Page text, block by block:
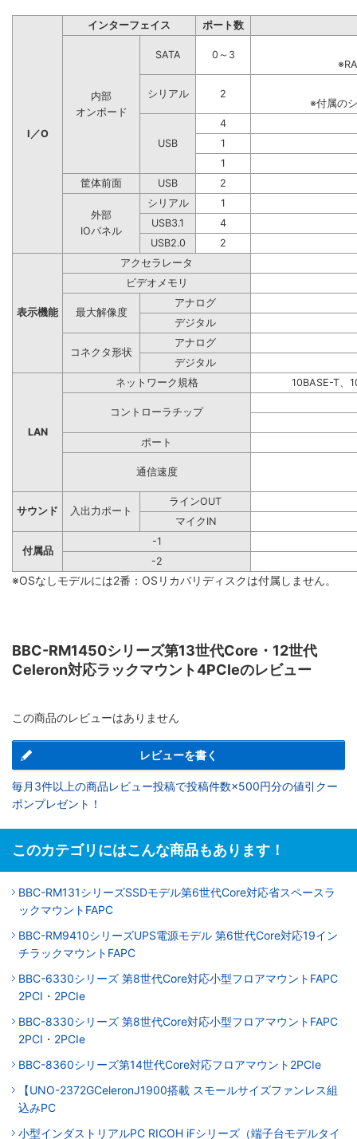
I／O
インターフェイス ポート数
内部
オンボード
SATA
0～3
シリアル
2
※付属の
USB
4
1
1
筐体前面
USB 2
外部
IOパネル
シリアル
1
USB3.1
4
USB2.0
2
表示機能
アクセラレータ
ビデオメモリ
最大解像度
アナログ
デジタル
コネクタ形状
アナログ
デジタル
LAN
ネットワーク規格 10BASE-T、
コントローラチップ
ポート
通信速度
サウンド 入出力ポート
ラインOUT
マイクIN
付属品
-1
-2
※OSなしモデルには2番：OSリカバリディスクは付属しません。
BBC-RM1450シリーズ第13世代Core・12世代
Celeron対応ラックマウント4PCIeのレビュー
この商品のレビューはありません
レビューを書く
毎月3件以上の商品レビュー投稿で投稿件数×500円分の値引クー
ポンプレゼント！
このカテゴリにはこんな商品もあります！
BBC-RM131シリーズSSDモデル第6世代Core対応省スペースラ
ックマウントFAPC
BBC-RM9410シリーズUPS電源モデル 第6世代Core対応19イン
チラックマウントFAPC
BBC-6330シリーズ 第8世代Core対応小型フロアマウントFAPC
2PCI・2PCIe
BBC-8330シリーズ 第8世代Core対応小型フロアマウントFAPC
2PCI・2PCIe
BBC-8360シリーズ第14世代Core対応フロアマウント2PCIe
【UNO-2372GCeleronJ1900搭載 スモールサイズファンレス組
込みPC
小型インダストリアルPC RICOH iFシリーズ（端子台モデルタイ